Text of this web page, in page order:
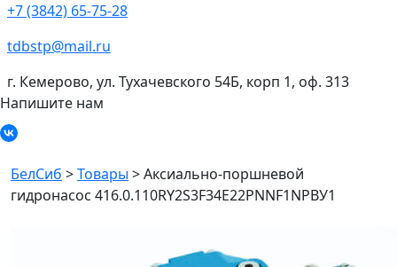
+7 (3842) 65-75-28
tdbstp@mail.ru
г. Кемерово, ул. Тухачевского 54Б, корп 1, оф. 313
Напишите нам
БелСиб >Товары >Аксиально-поршневой
гидронасос 416.0.110RY2S3F34E22PNNF1NPBУ1